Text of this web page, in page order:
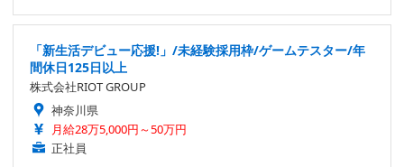
「新生活デビュー応援!」/未経験採用枠/ゲームテスター/年
間休日125日以上
株式会社RIOT GROUP
神奈川県
月給28万5,000円～50万円
正社員